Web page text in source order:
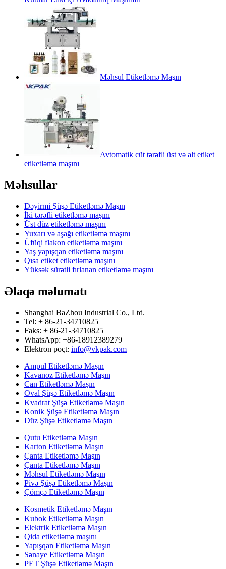
Məhsul Etiketləmə Maşın
Avtomatik cüt tərəfli üst və alt etiket
etiketləmə maşını
Məhsullar
Dəyirmi Şüşə Etiketləmə Maşın
İki tərəfli etiketləmə maşını
Üst düz etiketləmə maşını
Yuxarı və aşağı etiketləmə maşını
Üfüqi flakon etiketləmə maşını
Yaş yapışqan etiketləmə maşını
Qısa etiket etiketləmə maşını
Yüksək sürətli fırlanan etiketləmə maşını
Əlaqə məlumatı
Shanghai BaZhou Industrial Co., Ltd.
Tel: + 86-21-34710825
Faks: + 86-21-34710825
WhatsApp: +86-18912389279
Elektron poçt: info@vkpak.com
Ampul Etiketləmə Maşın
Kavanoz Etiketləmə Maşın
Can Etiketləmə Maşın
Oval Şüşə Etiketləmə Maşın
Kvadrat Şüşə Etiketləmə Maşın
Konik Şüşə Etiketləmə Maşın
Düz Şüşə Etiketləmə Maşın
Qutu Etiketləmə Maşın
Karton Etiketləmə Maşın
Çanta Etiketləmə Maşın
Çanta Etiketləmə Maşın
Məhsul Etiketləmə Maşın
Pivə Şüşə Etiketləmə Maşın
Çömçə Etiketləmə Maşın
Kosmetik Etiketləmə Maşın
Kubok Etiketləmə Maşın
Elektrik Etiketləmə Maşın
Qida etiketləmə maşını
Yapışqan Etiketləmə Maşın
Sənaye Etiketləmə Maşın
PET Şüşə Etiketləmə Maşın